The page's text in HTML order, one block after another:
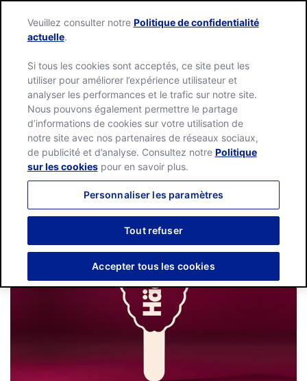
Language: English Français
Veuillez consulter notre Politique de confidentialité
actuelle.
Si tous les cookies sont acceptés, ce site peut les
utiliser pour améliorer l’expérience utilisateur et
analyser les performances et le trafic sur notre site.
Nous pouvons également permettre le partage
d’informations de cookies sur votre utilisation de
notre site avec nos partenaires de réseaux sociaux,
de publicité et d’analyse. Consultez notre Politique
sur les cookiespour en savoir plus.
Personnaliser les paramètres
Tout refuser
Accepter tous les cookies